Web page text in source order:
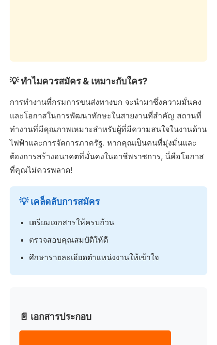
💡 ทำไมควรสมัคร & เหมาะกับใคร?
การทำงานที่กรมการขนส่งทางบก จะนำมาซึ่งความมั่นคง
และโอกาสในการพัฒนาทักษะในสายงานที่สำคัญ สถานที่
ทำงานที่มีคุณภาพเหมาะสำหรับผู้ที่มีความสนใจในงานด้าน
ไฟฟ้าและการจัดการภาครัฐ. หากคุณเป็นคนที่มุ่งมั่นและ
ต้องการสร้างอนาคตที่มั่นคงในอาชีพราชการ, นี่คือโอกาส
ที่คุณไม่ควรพลาด!
💡 เคล็ดลับการสมัคร
เตรียมเอกสารให้ครบถ้วน
ตรวจสอบคุณสมบัติให้ดี
ศึกษารายละเอียดตำแหน่งงานให้เข้าใจ
📄 เอกสารประกอบ